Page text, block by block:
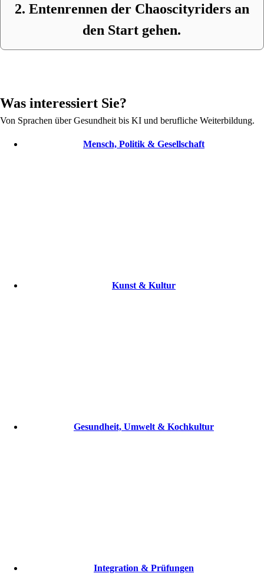
2. Entenrennen der Chaoscityriders an
den Start gehen.
Was interessiert Sie?
Von Sprachen über Gesundheit bis KI und berufliche Weiterbildung.
Mensch, Politik & Gesellschaft
Kunst & Kultur
Gesundheit, Umwelt & Kochkultur
Integration & Prüfungen